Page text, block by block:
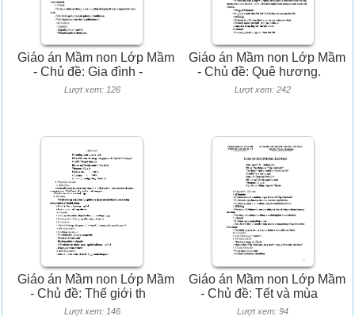
Giáo án Mầm non Lớp Mầm
- Chủ đề: Gia đình -
Lượt xem: 126
Giáo án Mầm non Lớp Mầm
- Chủ đề: Quê hương.
Lượt xem: 242
Giáo án Mầm non Lớp Mầm
- Chủ đề: Thế giới th
Lượt xem: 146
Giáo án Mầm non Lớp Mầm
- Chủ đề: Tết và mùa
Lượt xem: 94